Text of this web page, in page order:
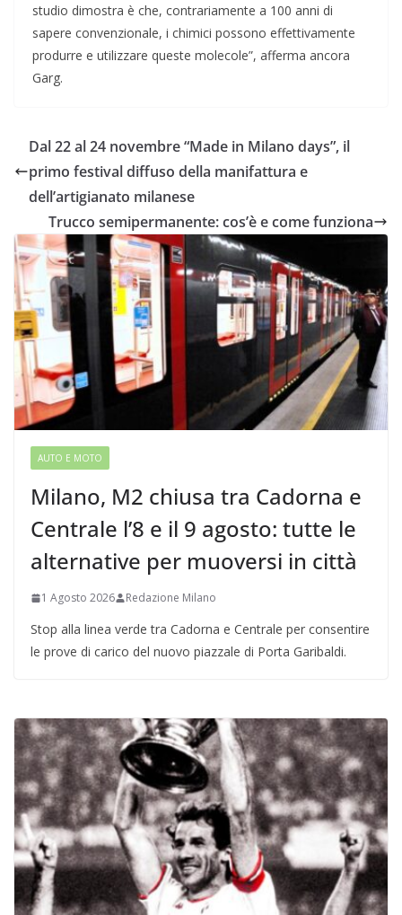
studio dimostra è che, contrariamente a 100 anni di
sapere convenzionale, i chimici possono effettivamente
produrre e utilizzare queste molecole”, afferma ancora
Garg.
Dal 22 al 24 novembre “Made in Milano days”, il
primo festival diffuso della manifattura e
dell’artigianato milanese
Trucco semipermanente: cos’è e come funziona
AUTO E MOTO
Milano, M2 chiusa tra Cadorna e
Centrale l’8 e il 9 agosto: tutte le
alternative per muoversi in città
1 Agosto 2026 Redazione Milano
Stop alla linea verde tra Cadorna e Centrale per consentire
le prove di carico del nuovo piazzale di Porta Garibaldi.